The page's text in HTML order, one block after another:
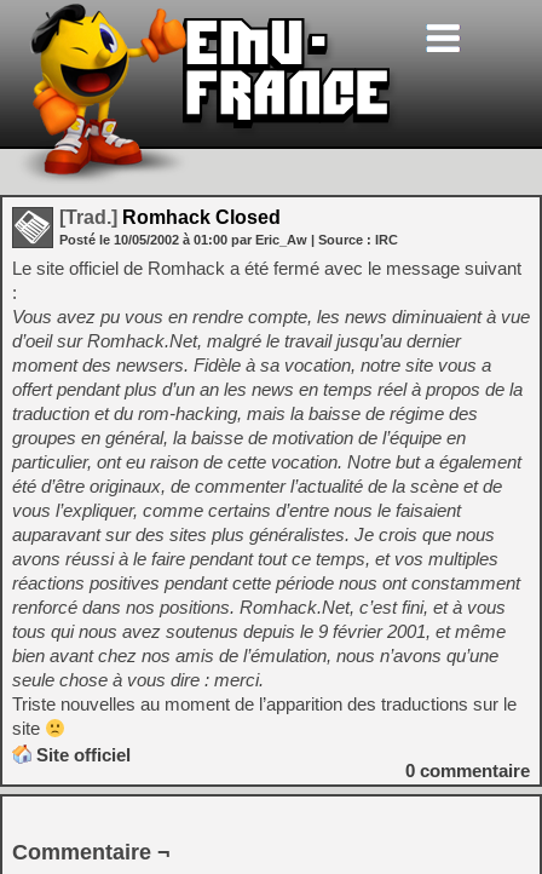
[Trad.] Romhack Closed
Posté le 10/05/2002 à 01:00 par Eric_Aw | Source : IRC
Le site officiel de Romhack a été fermé avec le message suivant
:
Vous avez pu vous en rendre compte, les news diminuaient à vue
d’oeil sur Romhack.Net, malgré le travail jusqu’au dernier
moment des newsers. Fidèle à sa vocation, notre site vous a
offert pendant plus d’un an les news en temps réel à propos de la
traduction et du rom-hacking, mais la baisse de régime des
groupes en général, la baisse de motivation de l’équipe en
particulier, ont eu raison de cette vocation. Notre but a également
été d’être originaux, de commenter l’actualité de la scène et de
vous l’expliquer, comme certains d’entre nous le faisaient
auparavant sur des sites plus généralistes. Je crois que nous
avons réussi à le faire pendant tout ce temps, et vos multiples
réactions positives pendant cette période nous ont constamment
renforcé dans nos positions. Romhack.Net, c’est fini, et à vous
tous qui nous avez soutenus depuis le 9 février 2001, et même
bien avant chez nos amis de l’émulation, nous n’avons qu’une
seule chose à vous dire : merci.
Triste nouvelles au moment de l’apparition des traductions sur le
site
Site officiel
0 commentaire
Commentaire ¬